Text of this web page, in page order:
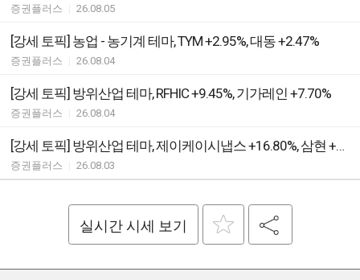
증권플러스 26.08.05
[강세 토픽] 농업 - 농기계 테마, TYM +2.95%, 대동 +2.47%
증권플러스 26.08.04
[강세 토픽] 방위산업 테마, RFHIC +9.45%, 기가레인 +7.70%
증권플러스 26.08.04
[강세 토픽] 방위산업 테마, 제이케이시냅스 +16.80%, 삼현 +11.29%
증권플러스 26.08.03
실시간 시세 보기